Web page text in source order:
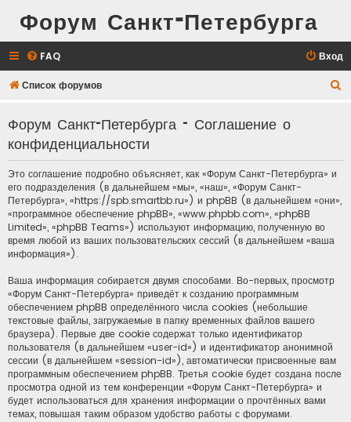
Форум Санкт-Петербурга
FAQ Вход
Список форумов
Форум Санкт-Петербурга - Соглашение о
конфиденциальности
Это соглашение подробно объясняет, как «Форум Санкт-Петербурга» и
его подразделения (в дальнейшем «мы», «наш», «Форум Санкт-
Петербурга», «https://spb.smartbb.ru») и phpBB (в дальнейшем «они»,
«программное обеспечение phpBB», «www.phpbb.com», «phpBB
Limited», «phpBB Teams») используют информацию, полученную во
время любой из ваших пользовательских сессий (в дальнейшем «ваша
информация»).
Ваша информация собирается двумя способами. Во-первых, просмотр
«Форум Санкт-Петербурга» приведёт к созданию программным
обеспечением phpBB определённого числа cookies (небольшие
текстовые файлы, загружаемые в папку временных файлов вашего
браузера). Первые две cookie содержат только идентификатор
пользователя (в дальнейшем «user-id») и идентификатор анонимной
сессии (в дальнейшем «session-id»), автоматически присвоенные вам
программным обеспечением phpBB. Третья cookie будет создана после
просмотра одной из тем конференции «Форум Санкт-Петербурга» и
будет использоваться для хранения информации о прочтённых вами
темах, повышая таким образом удобство работы с форумами.